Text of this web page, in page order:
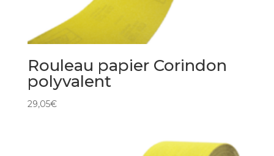
Rouleau papier Corindon
polyvalent
29,05€